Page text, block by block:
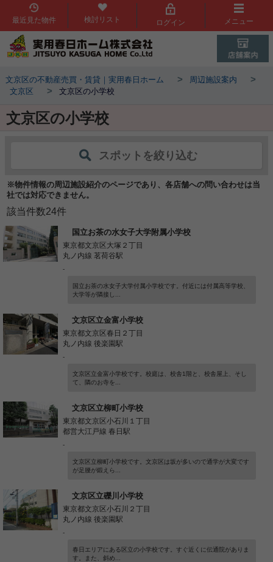
最近見た物件 検討リスト ログイン メニュー
文京区の不動産売買・賃貸｜実用春日ホーム > 周辺施設案内 >
文京区 > 文京区の小学校
文京区の小学校
スポットを絞り込む
※物件情報の周辺施設紹介のページであり、各店舗への問い合わせは当
社では対応できません。
該当件数24件
国立お茶の水女子大学附属小学校
東京都文京区大塚２丁目
丸ノ内線 茗荷谷駅
-
国立お茶の水女子大学付属小学校です。付近には付属高等学校、
大学等が隣接し...
文京区立金富小学校
東京都文京区春日２丁目
丸ノ内線 後楽園駅
-
文京区立金富小学校です。校庭は、校舎1階と、校舎屋上、そし
て、隣のお寺を...
文京区立柳町小学校
東京都文京区小石川１丁目
都営大江戸線 春日駅
-
文京区立柳町小学校です。文京区は坂が多いので通学が大変です
が足腰が鍛えら...
文京区立礫川小学校
東京都文京区小石川２丁目
丸ノ内線 後楽園駅
-
春日エリアにある区立の小学校です。すぐ近くに伝通院がありま
す。また、斜め...